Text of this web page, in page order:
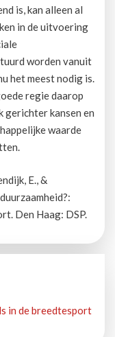
is, kan alleen al
in de uitvoering
worden vanuit
het meest nodig is.
regie daarop
kansen en
waarde
E., &
Den Haag: DSP.
in de breedtesport